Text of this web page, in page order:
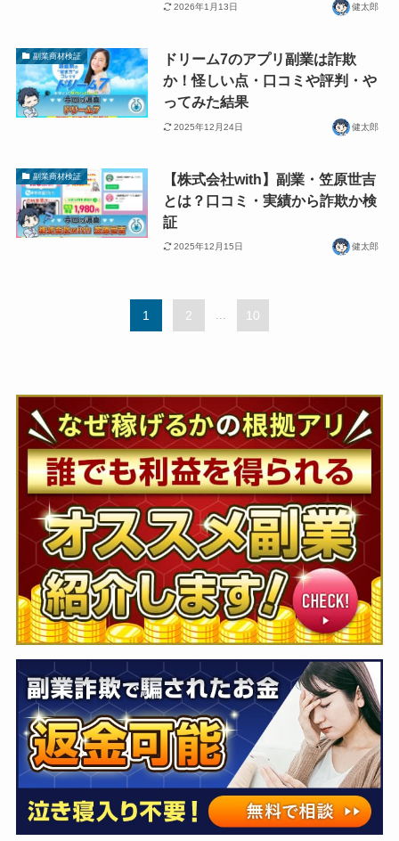
2026年1月13日 健太郎
副業商材検証
ドリーム7のアプリ副業は詐欺
か！怪しい点・口コミや評判・や
ってみた結果
2025年12月24日 健太郎
副業商材検証
【株式会社with】副業・笠原世吉
とは？口コミ・実績から詐欺か検
証
2025年12月15日 健太郎
1 2 ... 10